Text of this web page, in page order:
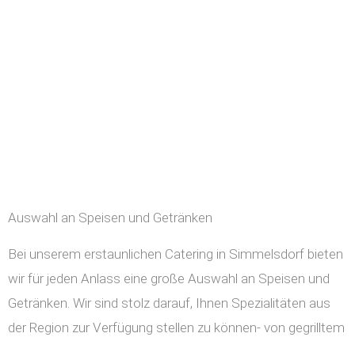
Auswahl an Speisen und Getränken
Bei unserem erstaunlichen Catering in Simmelsdorf bieten
wir für jeden Anlass eine große Auswahl an Speisen und
Getränken. Wir sind stolz darauf, Ihnen Spezialitäten aus
der Region zur Verfügung stellen zu können- von gegrilltem